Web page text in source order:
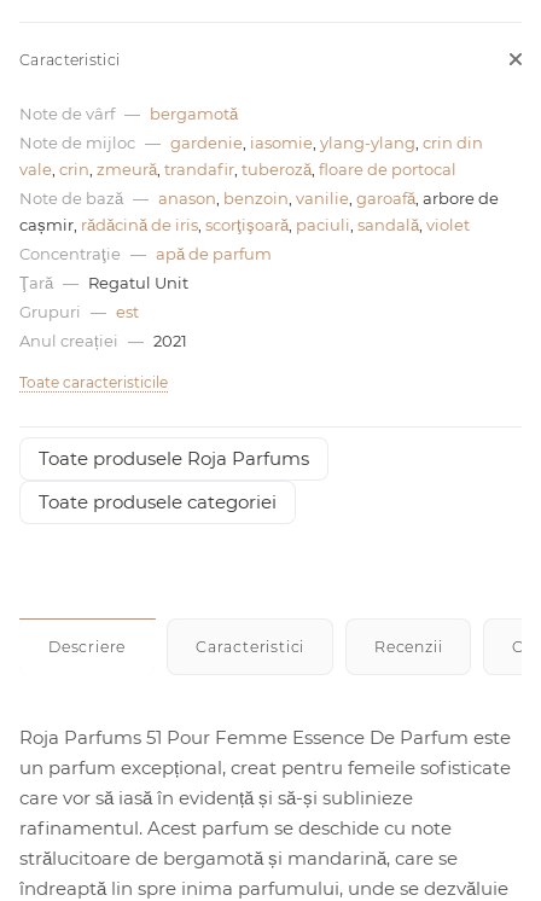
de lei
Caracteristici
Note de vârf — bergamotă
Note de mijloc — gardenie iasomie ylang-ylang crin din
vale crin zmeură trandafir tuberoză floare de portocal
Note de bază — anason benzoin vanilie garoafă , arbore de
cașmir, rădăcină de iris scorţişoară paciuli sandală violet
Concentraţie — apă de parfum
Ţară — Regatul Unit
Grupuri
— est
Anul creației
— 2021
Toate caracteristicile
Toate produsele Roja Parfums
Toate produsele categoriei
Descriere Caracteristici Recenzii
Roja Parfums 51 Pour Femme Essence De Parfum este
un parfum excepțional, creat pentru femeile sofisticate
care vor să iasă în evidență și să-și sublinieze
rafinamentul. Acest parfum se deschide cu note
strălucitoare de bergamotă și mandarină, care se
îndreaptă lin spre inima parfumului, unde se dezvăluie